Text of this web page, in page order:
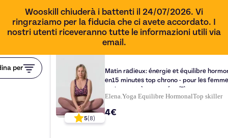
Wooskill chiuderà i battenti il 24/07/2026. Vi
ringraziamo per la fiducia che ci avete accordato. I
nostri utenti riceveranno tutte le informazioni utili via
email.
per
5(8)
Matin radieux: énergie et équilibre
en15 minutes top chrono - pour les
actives et très occupées (7)
Elena.Yoga Equilibre HormonalTop skiller
4€